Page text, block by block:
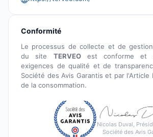
Conformité
Le processus de collecte et de
du site TERVEOest conforme et
exigences de qualité et de
Société des Avis Garantis et par l'Article
de la consommation.
Nicolas Duval,
Société des Avis